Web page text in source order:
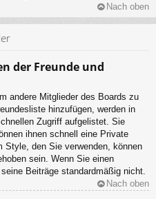
Nach oben
der Freunde und
andere Mitglieder des Boards zu
hinzufügen, werden in
Zugriff aufgelistet. Sie
ihnen schnell eine Private
Style, den Sie verwenden, können
sein. Wenn Sie einen
Beiträge standardmäßig nicht.
Nach oben